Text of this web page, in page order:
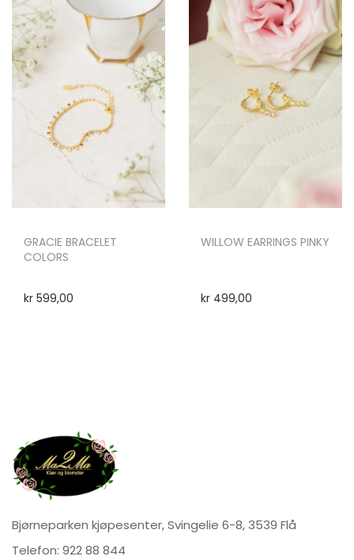
GRACIE BRACELET
COLORS
kr 599,00
WILLOW EARRINGS PINKY
kr499,00
Bjørneparken kjøpesenter, Svingelie 6-8, 3539 Flå
Telefon: 922 88 844